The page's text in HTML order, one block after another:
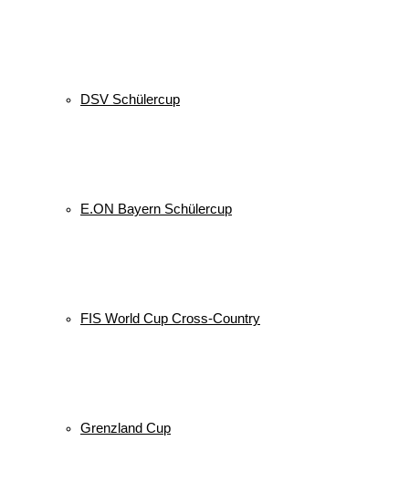
DSV Schülercup
E.ON Bayern Schülercup
FIS World Cup Cross-Country
Grenzland Cup